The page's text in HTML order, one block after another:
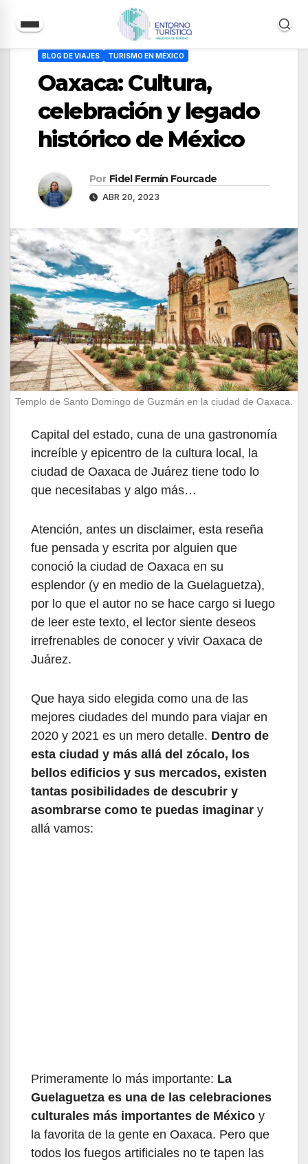
contenido
BLOG DE VIAJES TURISMO EN MÉXICO
Oaxaca: Cultura,
celebración y legado
histórico de México
Por Fidel Fermín Fourcade
ABR 20, 2023
Templo de Santo Domingo de Guzmán en la ciudad de Oaxaca.
Capital del estado, cuna de una gastronomía
increíble y epicentro de la cultura local, la
ciudad de Oaxaca de Juárez tiene todo lo
que necesitabas y algo más…
Atención, antes un disclaimer, esta reseña
fue pensada y escrita por alguien que
conoció la ciudad de Oaxaca en su
esplendor (y en medio de la Guelaguetza),
por lo que el autor no se hace cargo si luego
de leer este texto, el lector siente deseos
irrefrenables de conocer y vivir Oaxaca de
Juárez.
Que haya sido elegida como una de las
mejores ciudades del mundo para viajar en
2020 y 2021 es un mero detalle. Dentro de
esta ciudad y más allá del zócalo, los
bellos edificios y sus mercados, existen
tantas posibilidades de descubrir y
asombrarse como te puedas imaginar y
allá vamos:
Primeramente lo más importante: La
Guelaguetza es una de las celebraciones
culturales más importantes de México y
la favorita de la gente en Oaxaca. Pero que
todos los fuegos artificiales no te tapen las